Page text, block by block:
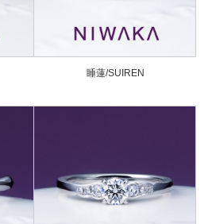
睡蓮/SUIREN